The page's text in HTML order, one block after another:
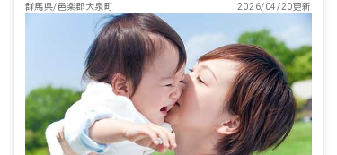
群馬県/邑楽郡大泉町
2026/04/20更新